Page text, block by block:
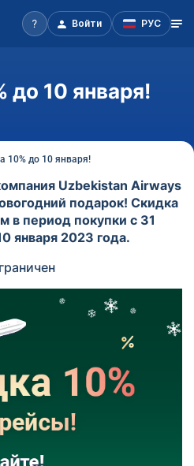
Войти РУС
до 10 января!
10% до 10 января!
Uzbekistan Airways
подарок! Скидка
в период покупки с 31
января 2023 года.